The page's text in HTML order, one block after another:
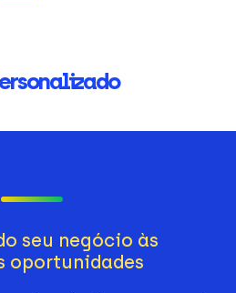
seu negócio às
oportunidades